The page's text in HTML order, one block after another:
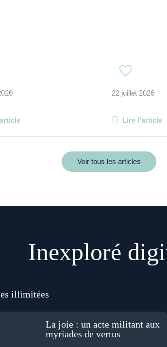
22 juillet 2026
Lire l'article
Voir tous les articles
Inexploré
illimitées
La joie : un acte militant aux
myriades de vertus